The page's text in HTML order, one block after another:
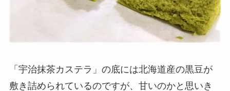
「宇治抹茶カステラ」の底には北海道産の黒豆が
敷き詰められているのですが、甘いのかと思いき